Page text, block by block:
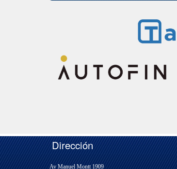
Dirección
Av Manuel Montt 1909